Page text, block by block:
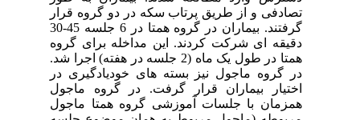
تصادفی و از طریق پرتاب سکه در دو گروه قرار
گرفتند. بیماران در گروه همتا در 6 جلسه 45-30
دقیقه ای شرکت کردند. این مداخله برای گروه
همتا در طول یک ماه (2 جلسه در هفته) اجرا شد.
در گروه ماجول نیز بسته های خودیادگیری در
اختیار بیماران قرار گرفت. در گروه ماجول
همزمان با جلسات آموزشی گروه همتا ماجول